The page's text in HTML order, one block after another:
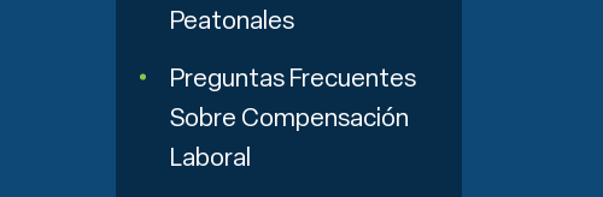
Peatonales
Preguntas Frecuentes
Sobre Compensación
Laboral